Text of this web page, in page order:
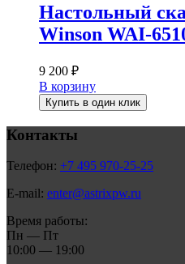
Настольный
Winson WAI-
9 200 ₽
В корзину
Купить в один клик
Контакты
Телефон: +7 495 970-25-25
E-mail: enter@astrixpw.ru
Время работы:
Пн — Пт
10:00 — 19:00